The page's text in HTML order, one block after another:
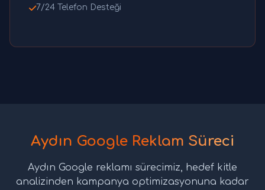
7/24 Telefon Desteği
Aydın Google Reklam Süreci
Aydın Google reklamı sürecimiz, hedef kitle
analizinden kampanya optimizasyonuna kadar